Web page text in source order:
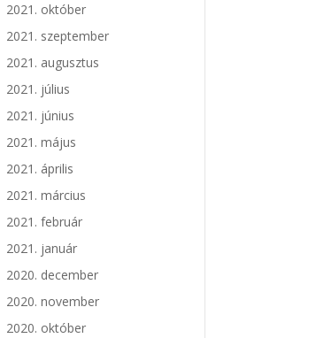
2021. október
2021. szeptember
2021. augusztus
2021. július
2021. június
2021. május
2021. április
2021. március
2021. február
2021. január
2020. december
2020. november
2020. október